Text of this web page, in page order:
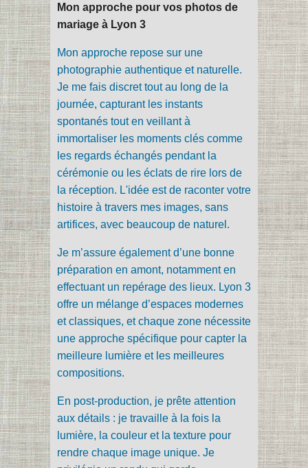
Mon approche pour vos photos de
mariage à Lyon 3
Mon approche repose sur une
photographie authentique et naturelle.
Je me fais discret tout au long de la
journée, capturant les instants
spontanés tout en veillant à
immortaliser les moments clés comme
les regards échangés pendant la
cérémonie ou les éclats de rire lors de
la réception. L'idée est de raconter votre
histoire à travers mes images, sans
artifices, avec beaucoup de naturel.
Je m’assure également d’une bonne
préparation en amont, notamment en
effectuant un repérage des lieux. Lyon 3
offre un mélange d’espaces modernes
et classiques, et chaque zone nécessite
une approche spécifique pour capter la
meilleure lumière et les meilleures
compositions.
En post-production, je prête attention
aux détails : je travaille à la fois la
lumière, la couleur et la texture pour
rendre chaque image unique. Je